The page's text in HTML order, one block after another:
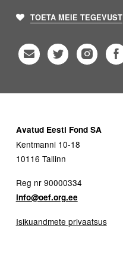
TOETA MEIE TEGEVUST
Avatud Eesti Fond SA
Kentmanni 10-18
10116 Tallinn
Reg nr 90000334
info@oef.org.ee
Isikuandmete privaatsus